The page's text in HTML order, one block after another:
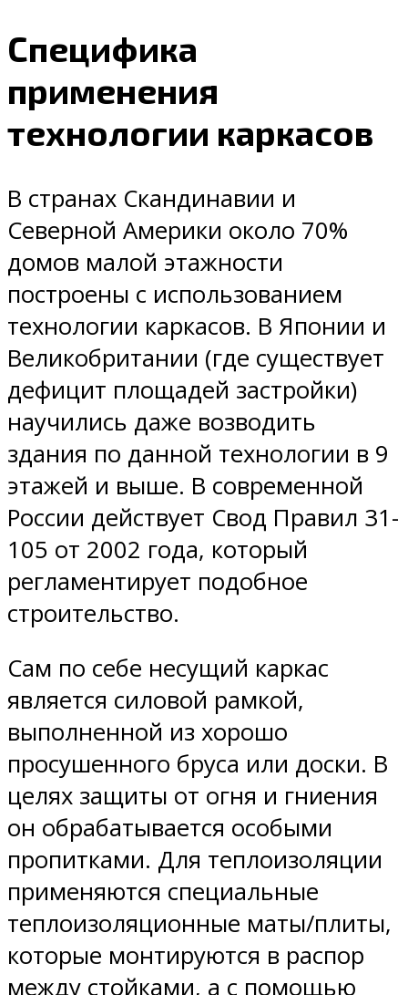
Специфика
применения
технологии каркасов
В странах Скандинавии и
Северной Америки около 70%
домов малой этажности
построены с использованием
технологии каркасов. В Японии и
Великобритании (где существует
дефицит площадей застройки)
научились даже возводить
здания по данной технологии в 9
этажей и выше. В современной
России действует Свод Правил 31-
105 от 2002 года, который
регламентирует подобное
строительство.
Сам по себе несущий каркас
является силовой рамкой,
выполненной из хорошо
просушенного бруса или доски. В
целях защиты от огня и гниения
он обрабатывается особыми
пропитками. Для теплоизоляции
применяются специальные
теплоизоляционные маты/плиты,
которые монтируются в распор
между стойками, а с помощью